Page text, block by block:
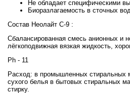
Не обладает специфическими
Биоразлагаемость в сточных
Состав Неолайт С-9 :
Сбалансированная смесь анионных и
лёгкоподвижная вязкая жидкость,
Ph - 11
Расход: в промышленных стиральных
сухого белья в бытовых стиральных
стирку.